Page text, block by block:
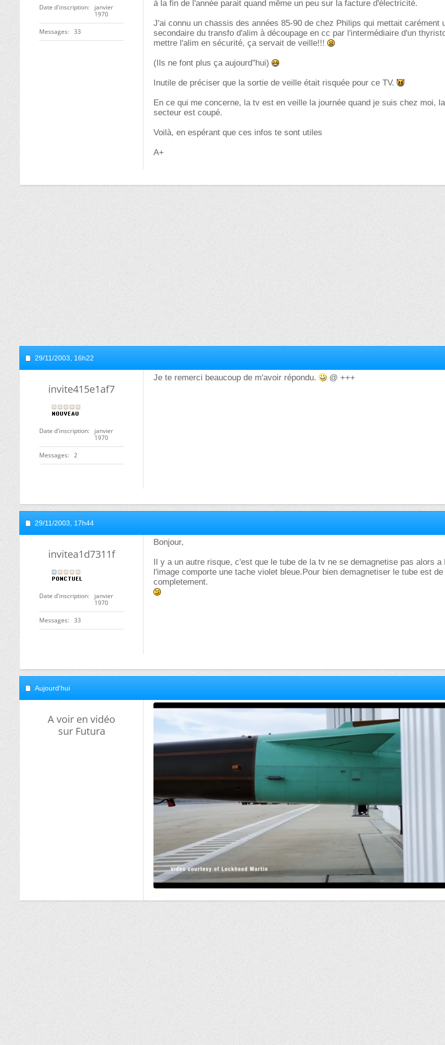
Date d'inscription
janvier
1970
Messages 33
à la fin de l'année parait quand même un peu sur la facture d'électricité.
J'ai connu un chassis des années 85-90 de chez Philips qui mettait carément
secondaire du transfo d'alim à découpage en cc par l'intermédiaire d'un
mettre l'alim en sécurité, ça servait de veille!!!
(Ils ne font plus ça aujourd''hui)
Inutile de préciser que la sortie de veille était risquée pour ce TV.
En ce qui me concerne, la tv est en veille la journée quand je suis chez moi,
secteur est coupé.
Voilà, en espérant que ces infos te sont utiles
A+
29/11/2003, 16h22
invite415e1af7
Date d'inscription
janvier
1970
Messages 2
Je te remerci beaucoup de m'avoir répondu. @ +++
29/11/2003, 17h44
invitea1d7311f
Date d'inscription
janvier
1970
Messages 33
Bonjour,
Il y a un autre risque, c'est que le tube de la tv ne se demagnetise pas alors a
l'image comporte une tache violet bleue.Pour bien demagnetiser le tube est
completement.
Aujourd'hui
A voir en vidéo
sur Futura